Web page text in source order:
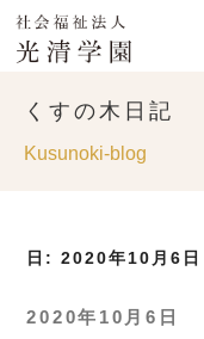
くすの木日記
Kusunoki-blog
日:2020年10月6日
投
2020年10月6日